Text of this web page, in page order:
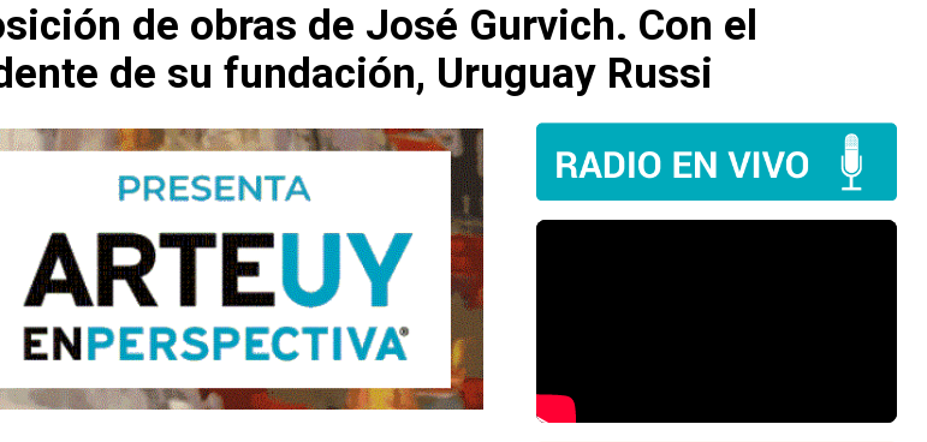
de obras de José Gurvich. Con el
de su fundación, Uruguay Russi